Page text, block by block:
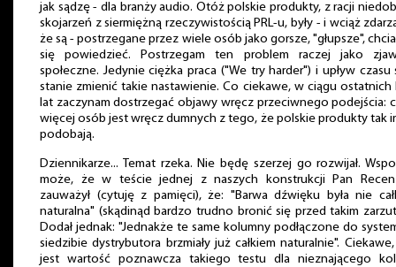
jak sądzę - dla branży audio. Otóż polskie produkty, z racji
skojarzeń z siermiężną rzeczywistością PRL-u, były - i wciąż
że są - postrzegane przez wiele osób jako gorsze, "głupsze",
się powiedzieć. Postrzegam ten problem raczej jako
społeczne. Jedynie ciężka praca ("We try harder") i upływ czasu
stanie zmienić takie nastawienie. Co ciekawe, w ciągu ostatnich
lat zaczynam dostrzegać objawy wręcz przeciwnego podejścia:
więcej osób jest wręcz dumnych z tego, że polskie produkty tak
podobają.
Dziennikarze... Temat rzeka. Nie będę szerzej go rozwijał.
może, że w teście jednej z naszych konstrukcji Pan
zauważył (cytuję z pamięci), że: "Barwa dźwięku była nie
naturalna" (skądinąd bardzo trudno bronić się przed takim
Dodał jednak: "Jednakże te same kolumny podłączone do
siedzibie dystrybutora brzmiały już całkiem naturalnie".
jest wartość poznawcza takiego testu dla nieznającego